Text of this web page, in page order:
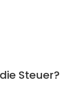
Steuer?